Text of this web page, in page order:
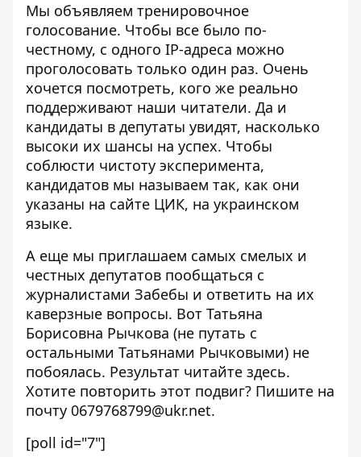
Мы объявляем тренировочное
голосование. Чтобы все было по-
честному, с одного IP-адреса можно
проголосовать только один раз. Очень
хочется посмотреть, кого же реально
поддерживают наши читатели. Да и
кандидаты в депутаты увидят, насколько
высоки их шансы на успех. Чтобы
соблюсти чистоту эксперимента,
кандидатов мы называем так, как они
указаны на сайте ЦИК, на украинском
языке.
А еще мы приглашаем самых смелых и
честных депутатов пообщаться с
журналистами Забебы и ответить на их
каверзные вопросы. Вот Татьяна
Борисовна Рычкова (не путать с
остальными Татьянами Рычковыми) не
побоялась. Результат читайте здесь.
Хотите повторить этот подвиг? Пишите на
почту 0679768799@ukr.net.
[poll id="7"]